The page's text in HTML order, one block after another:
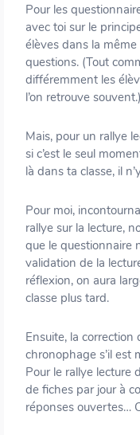
Pour les
avec toi sur le
élèves dans la
questions. (Tout
différemment les
l’on retrouve souvent.)
Mais, pour un rallye
si c’est le seul
là dans ta classe, il
Pour moi,
rallye sur la lecture,
que le questionnaire
validation de la
réflexion, on aura
classe plus tard.
Ensuite, la correction
chronophage s’il est
Pour le rallye lecture
de fiches par jour à
réponses ouvertes…